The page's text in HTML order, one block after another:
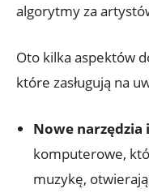
algorytmy za
Oto kilka aspektów
które zasługują na
Nowe narzędzia
komputerowe,
muzykę,